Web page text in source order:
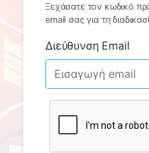
Ξεχάσατε τον κωδικό
email σας για τη
Διεύθυνση Email